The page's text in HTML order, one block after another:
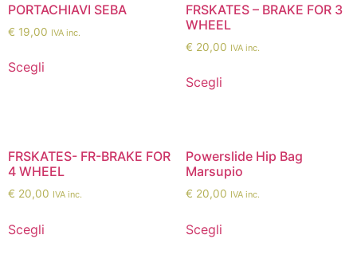
PORTACHIAVI SEBA
€ 19,00 IVA inc.
Scegli
FRSKATES – BRAKE FOR 3
WHEEL
€ 20,00 IVA inc.
Scegli
FRSKATES- FR-BRAKE FOR
4 WHEEL
€ 20,00 IVA inc.
Scegli
Powerslide Hip Bag
Marsupio
€ 20,00 IVA inc.
Scegli